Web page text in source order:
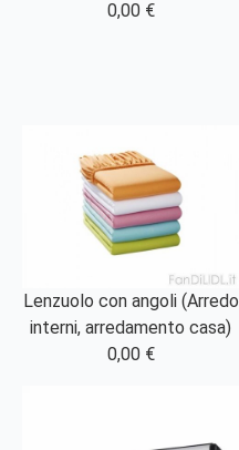
0,00 €
Lenzuolo con angoli (Arredo
interni, arredamento casa)
0,00 €